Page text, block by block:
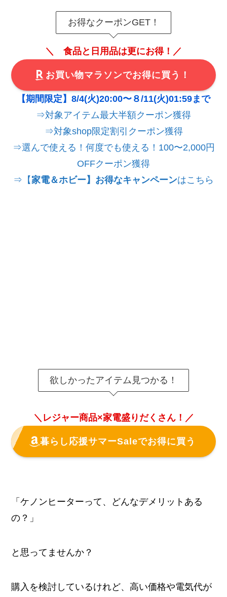
お得なクーポンGET！
＼ 食品と日用品は更にお得！／
お買い物マラソンでお得に買う！
【期間限定】8/4(火)20:00〜８/11(火)01:59まで
⇒対象アイテム最大半額クーポン獲得
⇒対象shop限定割引クーポン獲得
⇒選んで使える！何度でも使える！100〜2,000円
OFFクーポン獲得
⇒【家電＆ホビー】お得なキャンペーンはこちら
欲しかったアイテム見つかる！
＼レジャー商品×家電盛りだくさん！／
暮らし応援サマーSaleでお得に買う
「ケノンヒーターって、どんなデメリットある
の？」
と思ってませんか？
購入を検討しているけれど、高い価格や電気代が